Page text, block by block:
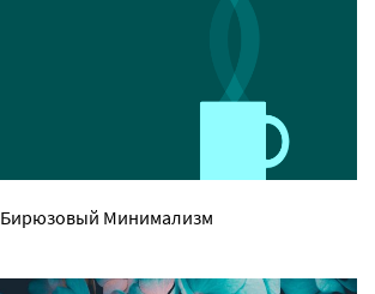
Бирюзовый Минимализм